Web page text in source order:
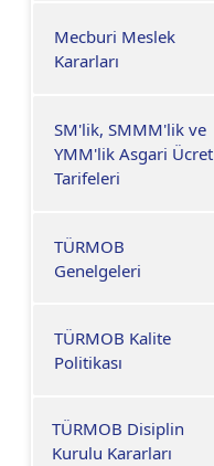
Mecburi Meslek
Kararları
SM'lik, SMMM'lik ve
YMM'lik Asgari Ücret
Tarifeleri
TÜRMOB
Genelgeleri
TÜRMOB Kalite
Politikası
TÜRMOB Disiplin
Kurulu Kararları